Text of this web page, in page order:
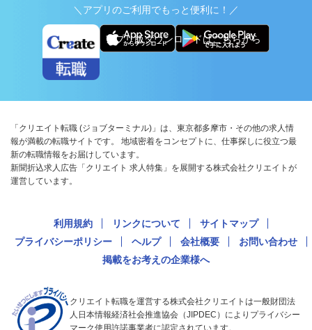
＼アプリのご利用でもっと便利に！／
アプリ版ダウンロードはこちらから
「クリエイト転職 (ジョブターミナル)」は、東京都多摩市・その他の求人情
報が満載の転職サイトです。 地域密着をコンセプトに、仕事探しに役立つ最
新の転職情報をお届けしています。
新聞折込求人広告「クリエイト 求人特集」を展開する株式会社クリエイトが
運営しています。
利用規約 リンクについて
サイトマップ
プライバシーポリシー
ヘルプ 会社概要
お問い合わせ
掲載をお考えの企業様へ
クリエイト転職を運営する株式会社クリエイトは一般財団法
人日本情報経済社会推進協会（JIPDEC）によりプライバシー